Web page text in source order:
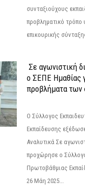
συνταξιούχους
προβληματικό τρόπο
επικουρικής
Σε αγωνιστική
ο ΣΕΠΕ Ημαθίας
προβλήματα των
Ο Σύλλογος
Εκπαίδευσης
Αναλυτικά Σε
προχώρησε ο
Πρωτοβάθμιας
26 Μάη 2025...